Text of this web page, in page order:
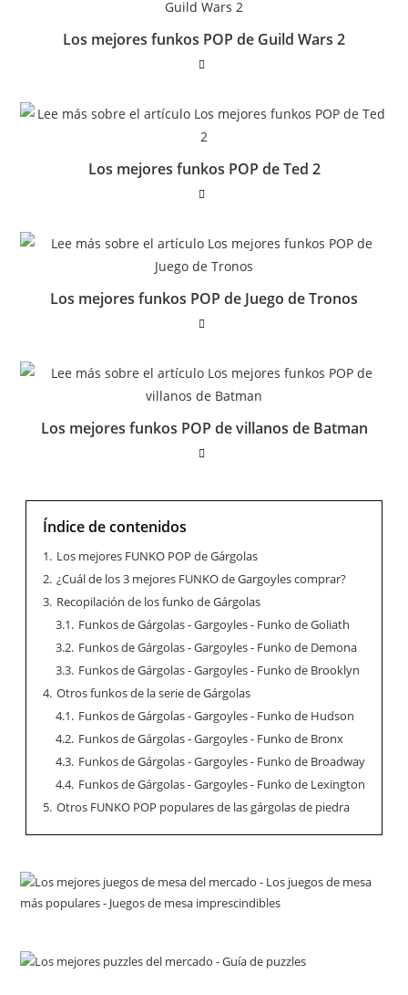
Los mejores funkos POP de Guild Wars 2
Los mejores funkos POP de Ted 2
Los mejores funkos POP de Juego de Tronos
Los mejores funkos POP de villanos de Batman
Índice de contenidos
1. Los mejores FUNKO POP de Gárgolas
2. ¿Cuál de los 3 mejores FUNKO de Gargoyles comprar?
3. Recopilación de los funko de Gárgolas
3.1. Funkos de Gárgolas - Gargoyles - Funko de Goliath
3.2. Funkos de Gárgolas - Gargoyles - Funko de Demona
3.3. Funkos de Gárgolas - Gargoyles - Funko de Brooklyn
4. Otros funkos de la serie de Gárgolas
4.1. Funkos de Gárgolas - Gargoyles - Funko de Hudson
4.2. Funkos de Gárgolas - Gargoyles - Funko de Bronx
4.3. Funkos de Gárgolas - Gargoyles - Funko de Broadway
4.4. Funkos de Gárgolas - Gargoyles - Funko de Lexington
5. Otros FUNKO POP populares de las gárgolas de piedra